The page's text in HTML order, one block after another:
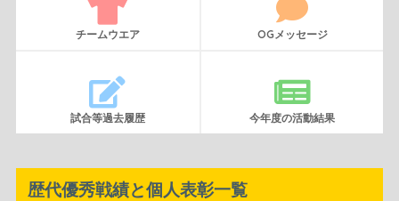
チームウエア OGメッセージ
試合等過去履歴 今年度の活動結果
歴代優秀戦績と個人表彰一覧